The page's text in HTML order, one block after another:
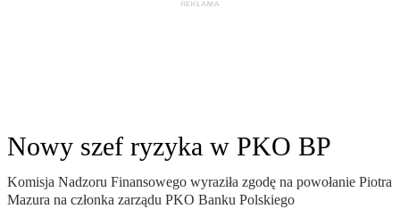
Nowy szef ryzyka w PKO BP
Komisja Nadzoru Finansowego wyraziła zgodę na powołanie Piotra
Mazura na członka zarządu PKO Banku Polskiego